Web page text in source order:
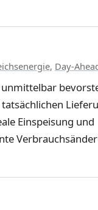
, Day-
Einspeisung und